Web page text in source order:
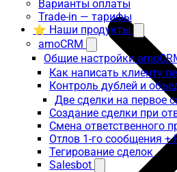
Варианты оплаты
Trade-in — тарифы
⭐ Наши продукты
amoCRM
Общие настройки
Как написать клиенту
Контроль дублей и
Две сделки на первое
Создание сделки при
Смена ответственного
Отлов 1-го сообщения +
Тегирование сделок
Salesbot